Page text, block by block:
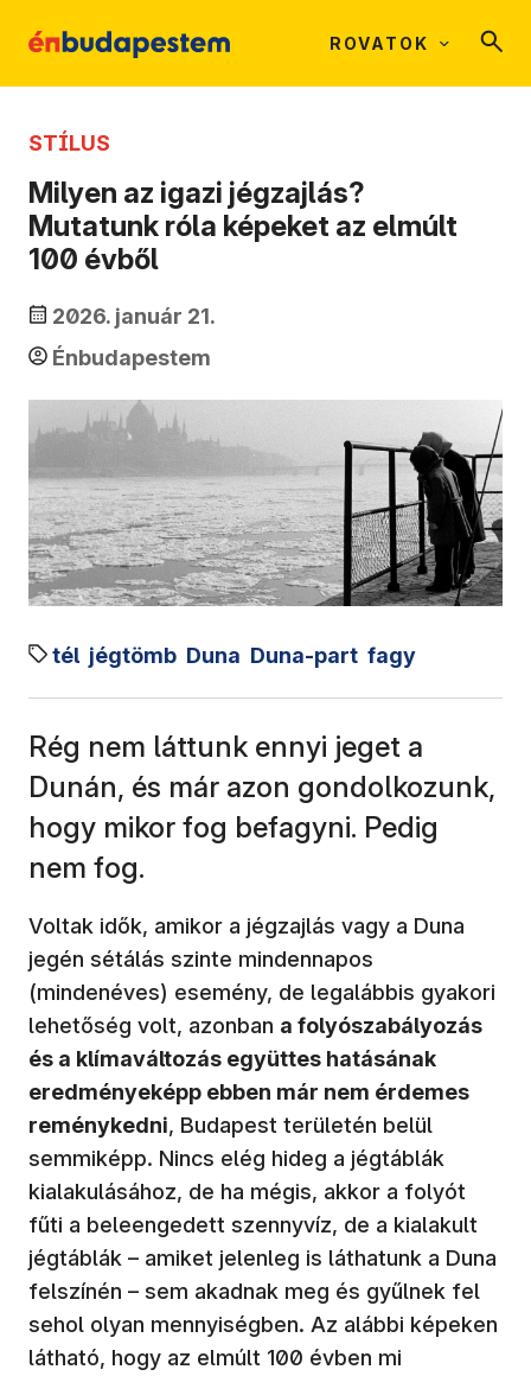
ROVATOK
STÍLUS
Milyen az igazi jégzajlás?
Mutatunk róla képeket az elmúlt
100 évből
2026. január 21.
Énbudapestem
tél jégtömb Duna Duna-part fagy
Rég nem láttunk ennyi jeget a
Dunán, és már azon gondolkozunk,
hogy mikor fog befagyni. Pedig
nem fog.
Voltak idők, amikor a jégzajlás vagy a Duna
jegén sétálás szinte mindennapos
(mindenéves) esemény, de legalábbis gyakori
lehetőség volt, azonban a folyószabályozás
és a klímaváltozás együttes hatásának
eredményeképp ebben már nem érdemes
reménykedni, Budapest területén belül
semmiképp. Nincs elég hideg a jégtáblák
kialakulásához, de ha mégis, akkor a folyót
fűti a beleengedett szennyvíz, de a kialakult
jégtáblák – amiket jelenleg is láthatunk a Duna
felszínén – sem akadnak meg és gyűlnek fel
sehol olyan mennyiségben. Az alábbi képeken
látható, hogy az elmúlt 100 évben mi